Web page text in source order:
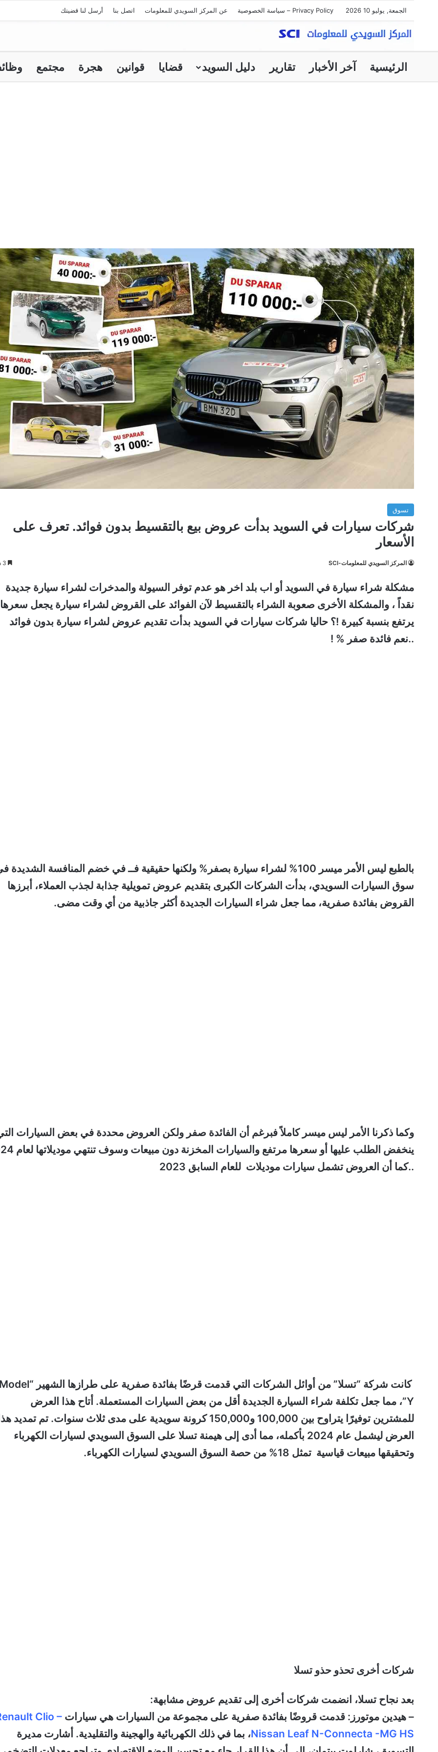
الجمعة, يوليو 10 2026 Privacy Policy – سياسة الخصوصية عن المركز السويدي للمعلومات اتصل بنا أرسل لنا قضيتك
الرئيسية آخر الأخبار تقارير دليل السويد قضايا قوانين هجرة مجتمع
تسوق
شركات سيارات في السويد بدأت عروض بيع بالتقسيط بدون فوائد. تعرف على
الأسعار
المركز السويدي للمعلومات-SCI
مشكلة شراء سيارة في السويد أو اب بلد اخر هو عدم توفر السيولة والمدخرات لشراء سيارة جديدة
نقداً ، والمشكلة الأخرى صعوبة الشراء بالتقسيط لآن الفوائد على القروض لشراء سيارة يجعل سعرها
يرتفع بنسبة كبيرة !؟ حاليا شركات سيارات في السويد بدأت تقديم عروض لشراء سيارة بدون فوائد
..نعم فائدة صفر % !
بالطبع ليس الأمر ميسر 100% لشراء سيارة بصفر% ولكنها حقيقية فــ في خضم المنافسة الشديدة
سوق السيارات السويدي، بدأت الشركات الكبرى بتقديم عروض تمويلية جذابة لجذب العملاء، أبرزها
القروض بفائدة صفرية، مما جعل شراء السيارات الجديدة أكثر جاذبية من أي وقت مضى.
وكما ذكرنا الأمر ليس ميسر كاملاً فبرغم أن الفائدة صفر ولكن العروض محددة في بعض السيارات
ينخفض الطلب عليها أو سعرها مرتفع
..كما أن العروض تشمل سيارات موديلات للعام السابق 2023
كانت شركة “تسلا” من أوائل الشركات التي قدمت قرضًا بفائدة صفرية على طرازها الشهير “Model
Y”، مما جعل تكلفة شراء السيارة الجديدة أقل من بعض السيارات المستعملة. أتاح هذا العرض
للمشترين توفيرًا يتراوح بين 100,000 و150,000 كرونة سويدية على مدى ثلاث سنوات. تم تمديد
العرض ليشمل عام 2024 بأكمله، مما أدى إلى هيمنة تسلا على السوق السويدي لسيارات الكهرباء
وتحقيقها مبيعات قياسية تمثل 18% من حصة السوق السويدي لسيارات الكهرباء.
شركات أخرى تحذو حذو تسلا
بعد نجاح تسلا، انضمت شركات أخرى إلى تقديم عروض مشابهة:
– هيدين موتورز: قدمت قروضًا بفائدة صفرية على مجموعة من السيارات هي سيارات
Clio –
Nissan Leaf N-Connecta -MG HS، بما في ذلك الكهربائية والهجينة والتقليدية. أشارت مديرة